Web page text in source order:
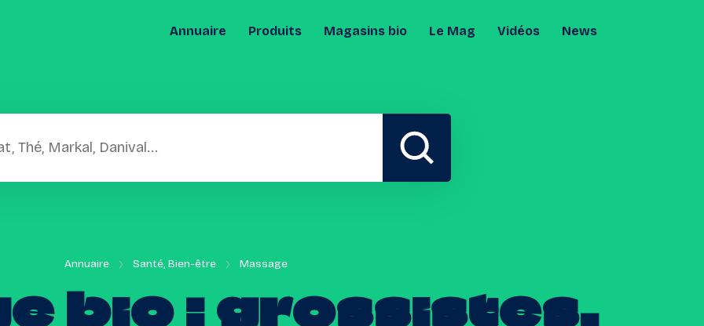
Annuaire Produits Magasins bio Le Mag Vidéos News
Annuaire Santé, Bien-être Massage
bio:grossistes,